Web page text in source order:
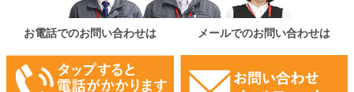
お電話でのお問い合わせは メールでのお問い合わせは